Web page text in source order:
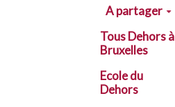
A partager
Tous Dehors à
Bruxelles
Ecole du
Dehors